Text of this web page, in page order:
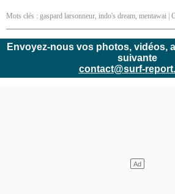
Mots clés : gaspard larsonneur, indo's dream, mentawai |
Envoyez-nous vos photos, vidéos,
suivante
contact@surf-